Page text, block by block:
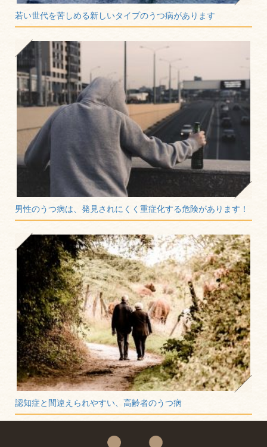
若い世代を苦しめる新しいタイプのうつ病があります
男性のうつ病は、発見されにくく重症化する危険があります！
認知症と間違えられやすい、高齢者のうつ病